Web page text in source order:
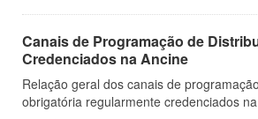
Canais de Programação de
Credenciados na Ancine
Relação geral dos canais de
obrigatória regularmente credenciados